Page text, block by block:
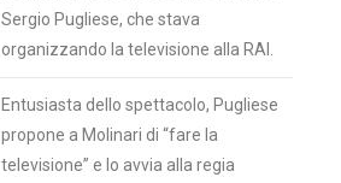
Sergio Pugliese, che stava
organizzando la televisione alla RAI.
Entusiasta dello spettacolo, Pugliese
propone a Molinari di “fare la
televisione” e lo avvia alla regia